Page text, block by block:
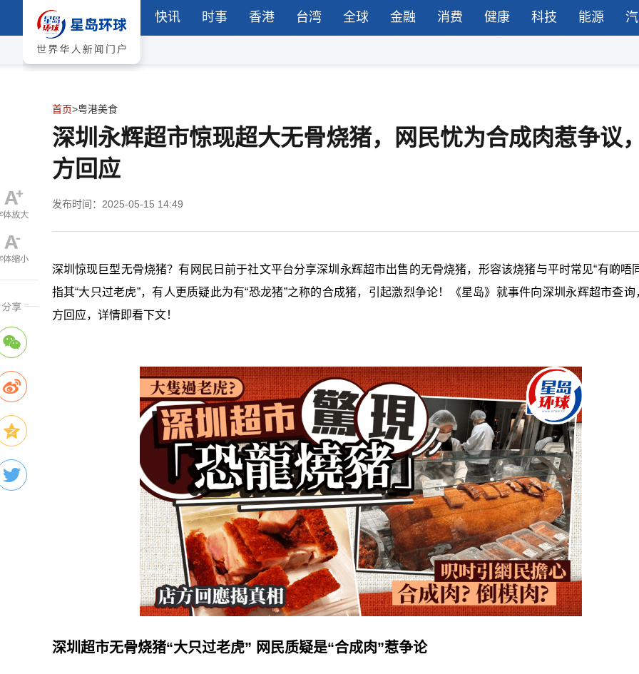
快讯 时事 香港 台湾 全球 金融 消费 健康 科技 能源
首页>粤港美食
深圳永辉超市惊现超大无骨烧猪，网民忧为合成肉惹争议
方回应
发布时间：2025-05-15 14:49
深圳惊现巨型无骨烧猪？有网民日前于社文平台分享深圳永辉超市出售的无骨烧猪，形容该烧猪与平时常见“有啲唔
指其“大只过老虎”，有人更质疑此为有“恐龙猪”之称的合成猪，引起激烈争论！《星岛》就事件向深圳永辉超市查询
方回应，详情即看下文！
深圳超市无骨烧猪“大只过老虎” 网民质疑是“合成肉”惹争论